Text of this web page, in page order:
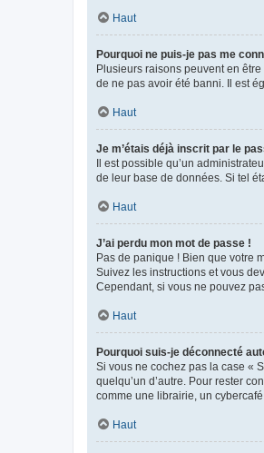
Haut
Pourquoi ne puis-je pas me
Plusieurs raisons peuvent en
de ne pas avoir été banni. Il est
Haut
Je m’étais déjà inscrit par le
Il est possible qu’un
de leur base de données. Si tel
Haut
J’ai perdu mon mot de passe !
Pas de panique ! Bien que votre
Suivez les instructions et vous
Cependant, si vous ne pouvez
Haut
Pourquoi suis-je déconnecté
Si vous ne cochez pas la case «
quelqu’un d’autre. Pour rester
comme une librairie, un
Haut